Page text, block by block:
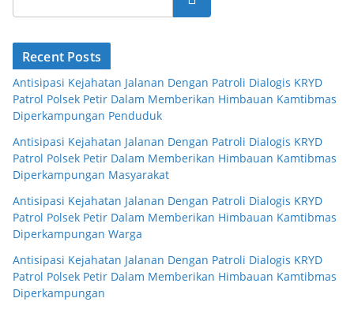
Recent Posts
Antisipasi Kejahatan Jalanan Dengan Patroli Dialogis KRYD
Patrol Polsek Petir Dalam Memberikan Himbauan Kamtibmas
Diperkampungan Penduduk
Antisipasi Kejahatan Jalanan Dengan Patroli Dialogis KRYD
Patrol Polsek Petir Dalam Memberikan Himbauan Kamtibmas
Diperkampungan Masyarakat
Antisipasi Kejahatan Jalanan Dengan Patroli Dialogis KRYD
Patrol Polsek Petir Dalam Memberikan Himbauan Kamtibmas
Diperkampungan Warga
Antisipasi Kejahatan Jalanan Dengan Patroli Dialogis KRYD
Patrol Polsek Petir Dalam Memberikan Himbauan Kamtibmas
Diperkampungan